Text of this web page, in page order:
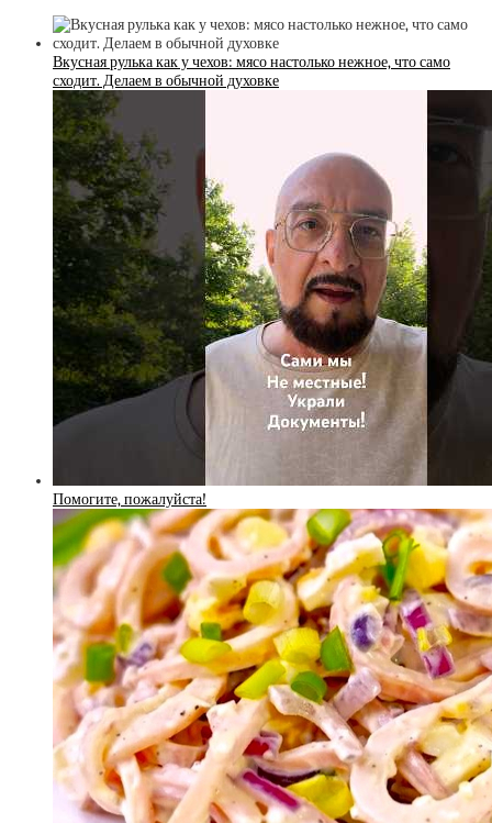
Вкусная рулька как у чехов: мясо настолько нежное, что само
сходит. Делаем в обычной духовке
Помогите, пожалуйста!